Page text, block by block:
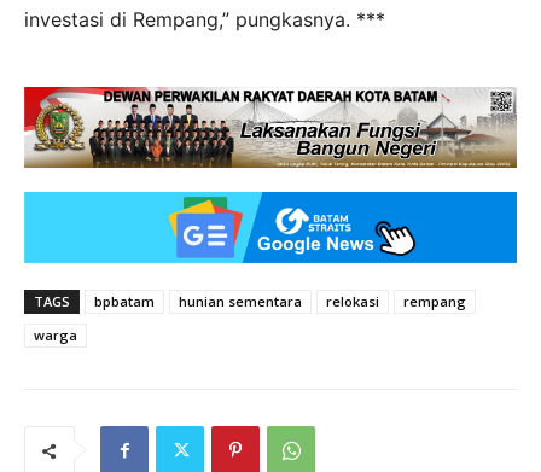
investasi di Rempang,” pungkasnya. ***
TAGS bpbatam hunian sementara relokasi
rempang
warga